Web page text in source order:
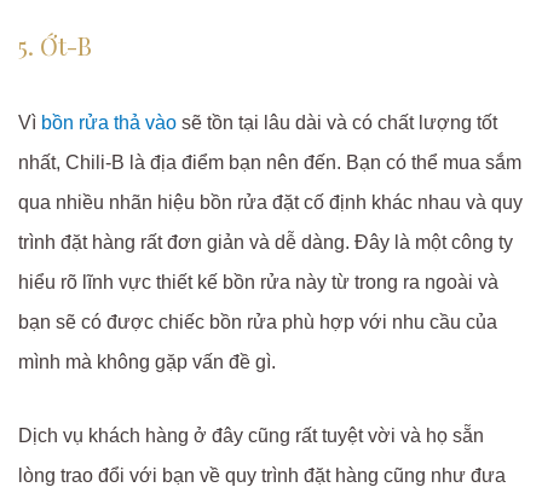
5. Ớt-B
Vì bồn rửa thả vàosẽ tồn tại lâu dài và có chất lượng tốt
nhất, Chili-B là địa điểm bạn nên đến. Bạn có thể mua sắm
qua nhiều nhãn hiệu bồn rửa đặt cố định khác nhau và quy
trình đặt hàng rất đơn giản và dễ dàng. Đây là một công ty
hiểu rõ lĩnh vực thiết kế bồn rửa này từ trong ra ngoài và
bạn sẽ có được chiếc bồn rửa phù hợp với nhu cầu của
mình mà không gặp vấn đề gì.
Dịch vụ khách hàng ở đây cũng rất tuyệt vời và họ sẵn
lòng trao đổi với bạn về quy trình đặt hàng cũng như đưa